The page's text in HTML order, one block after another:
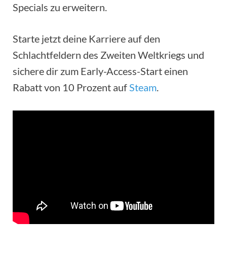
Specials zu erweitern.
Starte jetzt deine Karriere auf den
Schlachtfeldern des Zweiten Weltkriegs und
sichere dir zum Early-Access-Start einen
Rabatt von 10 Prozent aufSteam.